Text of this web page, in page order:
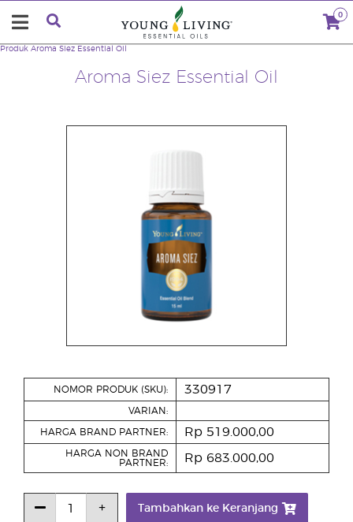
0
Aroma Siez Essential Oil
Produk Aroma Siez Essential Oil
NOMOR PRODUK (SKU): 330917
VARIAN:
HARGA BRAND PARTNER: Rp 519.000,00
HARGA NON BRAND
PARTNER:
Rp 683.000,00
Tambahkan ke Keranjang